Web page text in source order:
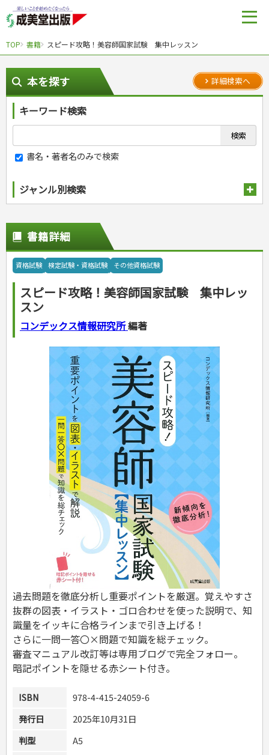
TOP 書籍 スピード攻略！美容師国家試験 集中レッスン
本を探す 詳細検索へ
キーワード検索
書名・著者名のみで検索
ジャンル別検索
スポーツ
スポーツルール
野球
ゴルフ
ジュニアスポーツ
その他スポーツ
自然・アウトドア・ペット
アウトドア
犬・猫
園芸・野菜づくり
雑学
娯楽・ゲーム・占い
ナンプレ
ゲーム・マジック
家相・風水・占い
カルチャー・芸術・趣味
音楽・楽器
趣味・鑑賞・カメラ
絵画・デッサン
辞典
語学・旅行会話
運転免許
原付・二輪
普通免許
生活・暮らし
料理
料理・レシピ
各国料理
お弁当
調理器具クッキング
お菓子・ケーキ・パン
飲み物・お酒
手芸・クラフト
ソーイング
クラフト
インテリア・ハウジング
収納・掃除・暮らし
美容・ファッション
ダイエット・エクササイズ
着物・着つけ
冠婚葬祭・手紙・ペン字
手紙・ペン字
妊娠・出産・育児
離乳食・幼児食・こどもレシピ
健康と保育
家庭医学・健康
ツボ・マッサージ
家庭医学・病気
健康知識
栄養事典
看護・介護
看護一般
介護一般
保育・教育
パネルシアター
指導マニュアル
こどもの本
児童一般
おりがみ・あやとり
なぞなぞ・ゲーム
占い・心理ゲーム
のりもの・ずかん
読み物・絵本
音と光のでる絵本
学参・ドリル
夏休みドリル
総復習ドリル
学習・地図
自由研究・読書感想文
えんぴつちょう
就職活動
就職活動
就職試験
資格試験
英語検定・TOEIC
漢字検定・数学検定
簿記検定
看護・薬学
ケアマネジャー
介護・社会福祉士
保育士
司法書士・社労士
行政書士・宅建
衛生管理・運行管理
建築・土木
電気・危険物
調理師
スキル・キャリアアップ
危険物取扱者
消防設備士
登録販売者
その他資格試験
経営・経済・法律
マネー・株・資産
ビジネス・法律
簿記・経理・税金・保険
その他ビジネス
自己啓発
ビジネス読み物
旅行・歴史
国内・海外旅行
国外旅行
国内旅行
散歩・グルメ
地理・歴史
地理・地図
歴史
成美文庫
その他文庫
ダイアリー
ダイアリー
プラチナダイアリー プレステージ
書籍詳細
資格試験 検定試験・資格試験 その他資格試験
スピード攻略！美容師国家試験 集中レッ
スン
コンデックス情報研究所編著
過去問題を徹底分析し重要ポイントを厳選。覚えやすさ
抜群の図表・イラスト・ゴロ合わせを使った説明で、知
識量をイッキに合格ラインまで引き上げる！
さらに一問一答〇×問題で知識を総チェック。
審査マニュアル改訂等は専用ブログで完全フォロー。
暗記ポイントを隠せる赤シート付き。
ISBN
978-4-415-24059-6
発行日
2025年10月31日
判型
A5